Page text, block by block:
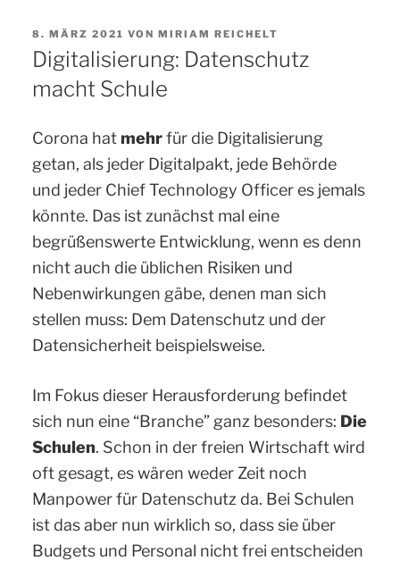
VERÖFFENTLICHT
AM
8. MÄRZ 2021 VON MIRIAM REICHELT
Digitalisierung: Datenschutz
macht Schule
Corona hatmehrfür die Digitalisierung
getan, als jeder Digitalpakt, jede Behörde
und jeder Chief Technology Officer es jemals
könnte. Das ist zunächst mal eine
begrüßenswerte Entwicklung, wenn es denn
nicht auch die üblichen Risiken und
Nebenwirkungen gäbe, denen man sich
stellen muss: Dem Datenschutz und der
Datensicherheit beispielsweise.
Im Fokus dieser Herausforderung befindet
sich nun eine “Branche” ganz besonders: Die
Schulen. Schon in der freien Wirtschaft wird
oft gesagt, es wären weder Zeit noch
Manpower für Datenschutz da. Bei Schulen
ist das aber nun wirklich so, dass sie über
Budgets und Personal nicht frei entscheiden